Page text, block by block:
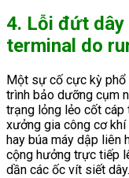
4. Lỗi đứt
terminal do
Một sự cố cực kỳ phổ
trình bảo dưỡng cụm
trạng lỏng lẻo cốt
xưởng gia công cơ
hay búa máy dập liên
cộng hưởng trực tiếp
dần các ốc vít siết dây.